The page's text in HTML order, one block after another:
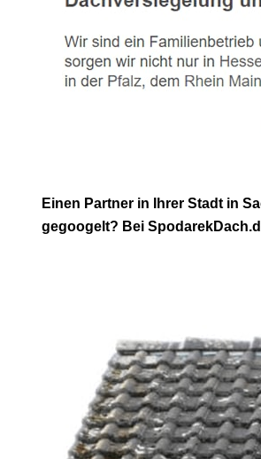
Einen Partner in Ihrer Stadt in
gegoogelt? Bei